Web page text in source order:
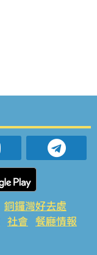
銅鑼灣好去處
社會 餐廳情報